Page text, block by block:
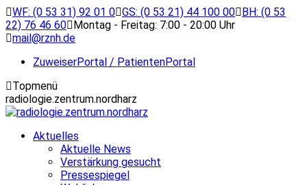
Zum
Inhalt
springen
WF: (0 53 31) 92 01 0 GS: (0 53 21) 44 100 00 BH: (0 53
22) 76 46 60 Montag - Freitag: 7:00 - 20:00 Uhr
mail@rznh.de
ZuweiserPortal / PatientenPortal
Topmenü
radiologie.zentrum.nordharz
Aktuelles
Aktuelle News
Verstärkung gesucht
Pressespiegel